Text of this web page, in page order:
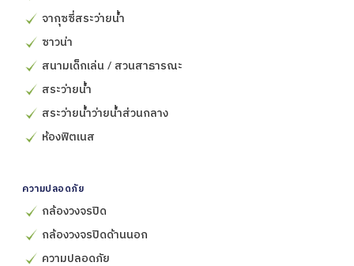
จากุซซี่สระว่ายน้ำ
ซาวน่า
สนามเด็กเล่น / สวนสาธารณะ
สระว่ายน้ำ
สระว่ายน้ำว่ายน้ำส่วนกลาง
ห้องฟิตเนส
ความปลอดภัย
กล้องวงจรปิด
กล้องวงจรปิดด้านนอก
ความปลอดภัย